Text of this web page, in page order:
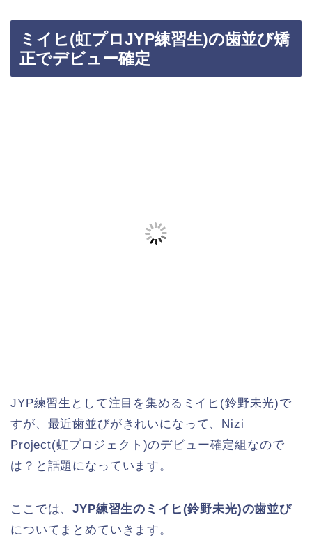
ミイヒ(虹プロJYP練習生)の歯並び矯
正でデビュー確定
JYP練習生として注目を集めるミイヒ(鈴野未光)で
すが、最近歯並びがきれいになって、Nizi
Project(虹プロジェクト)のデビュー確定組なので
は？と話題になっています。
ここでは、JYP練習生のミイヒ(鈴野未光)の歯並び
についてまとめていきます。